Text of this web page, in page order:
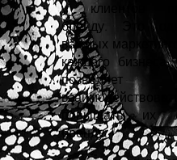
у клиентов
бренду. Это
важных
каждого бизнеса,
позволяет
повышать их
бренду.